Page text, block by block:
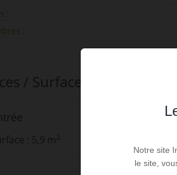
:
:
/ Surfaces
: 5,9 m2
Notre site
le site,